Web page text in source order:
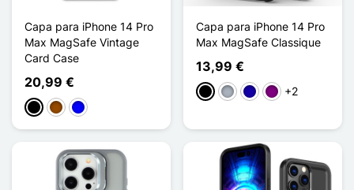
Capa para iPhone 14 Pro
Max MagSafe Vintage
Card Case
20,99 €
PretoCastanho
Azul
Capa para iPhone 14 Pro
Max MagSafe Classique
13,99 €
PretoCinzentoAzul Escuro
Púrpura
+2